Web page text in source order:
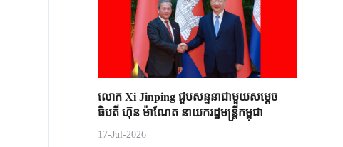
លោក Xi Jinping ជួបសន្ទនាជាមួយសម្តេច
ធិបតី ហ៊ុន ម៉ាណែត នាយករដ្ឋមន្ត្រីកម្ពុជា
17-Jul-2026